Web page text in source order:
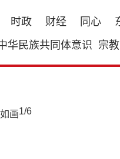
时政 财经 同心
华民族共同体意识 宗教
1/6